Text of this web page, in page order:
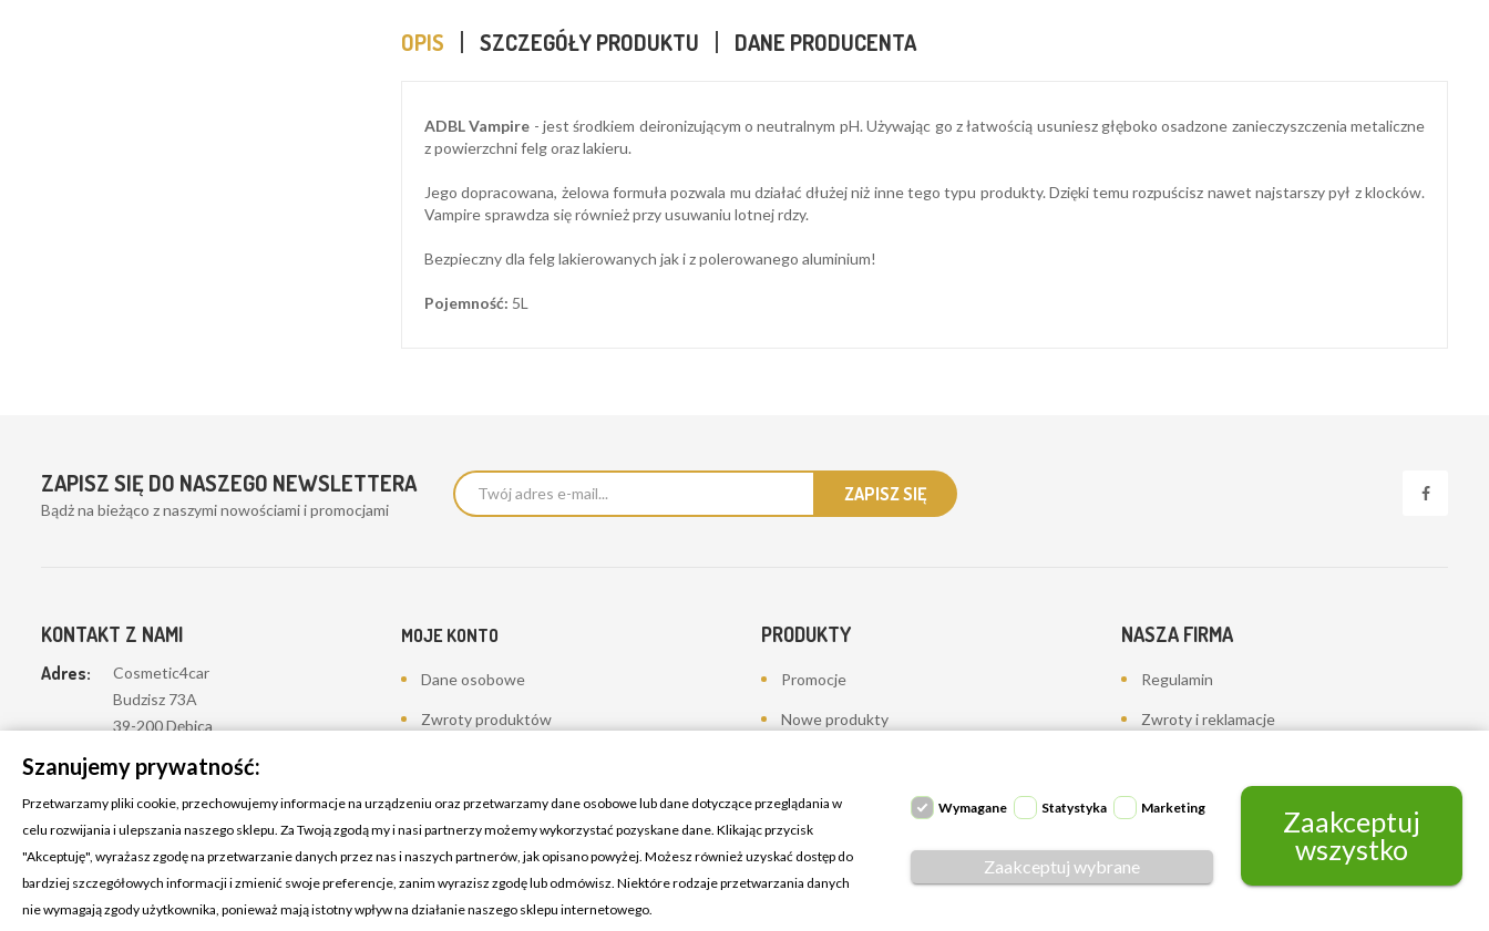
OPIS SZCZEGÓŁY PRODUKTU DANE PRODUCENTA
ADBL Vampire - jest środkiem deironizującym o neutralnym pH. Używając go z łatwością usuniesz głęboko osadzone zanieczyszczenia metaliczne
z powierzchni felg oraz lakieru.
Jego dopracowana, żelowa formuła pozwala mu działać dłużej niż inne tego typu produkty. Dzięki temu rozpuścisz nawet najstarszy pył z klocków.
Vampire sprawdza się również przy usuwaniu lotnej rdzy.
Bezpieczny dla felg lakierowanych jak i z polerowanego aluminium!
Pojemność: 5L
ZAPISZ SIĘ DO NASZEGO NEWSLETTERA
Bądż na bieżąco z naszymi nowościami i promocjami
KONTAKT Z NAMI
Adres:
Cosmetic4car
Budzisz 73A
39-200 Dębica
Dominik: +48 660626154
+48 730634730
Email: biuro@c4c.pl
MOJE KONTO
Dane osobowe
Zwroty produktów
Moje pokwitowania - korekty płatności
Adresy
Kupony
Lista życzeń
PRODUKTY
Promocje
Nowe produkty
NASZA FIRMA
Regulamin
Zwroty i reklamacje
Dostawa
Mapa strony
Szanujemy prywatność:
Przetwarzamy pliki cookie, przechowujemy informacje na urządzeniu oraz przetwarzamy dane osobowe lub dane dotyczące przeglądania w
celu rozwijania i ulepszania naszego sklepu. Za Twoją zgodą my i nasi partnerzy możemy wykorzystać pozyskane dane. Klikając przycisk
"Akceptuję", wyrażasz zgodę na przetwarzanie danych przez nas i naszych partnerów, jak opisano powyżej. Możesz również uzyskać dostęp do
bardziej szczegółowych informacji i zmienić swoje preferencje, zanim wyrazisz zgodę lub odmówisz. Niektóre rodzaje przetwarzania danych
nie wymagają zgody użytkownika, ponieważ mają istotny wpływ na działanie naszego sklepu internetowego.
Wymagane Statystyka Marketing
Zaakceptuj wybrane
Zaakceptuj
wszystko